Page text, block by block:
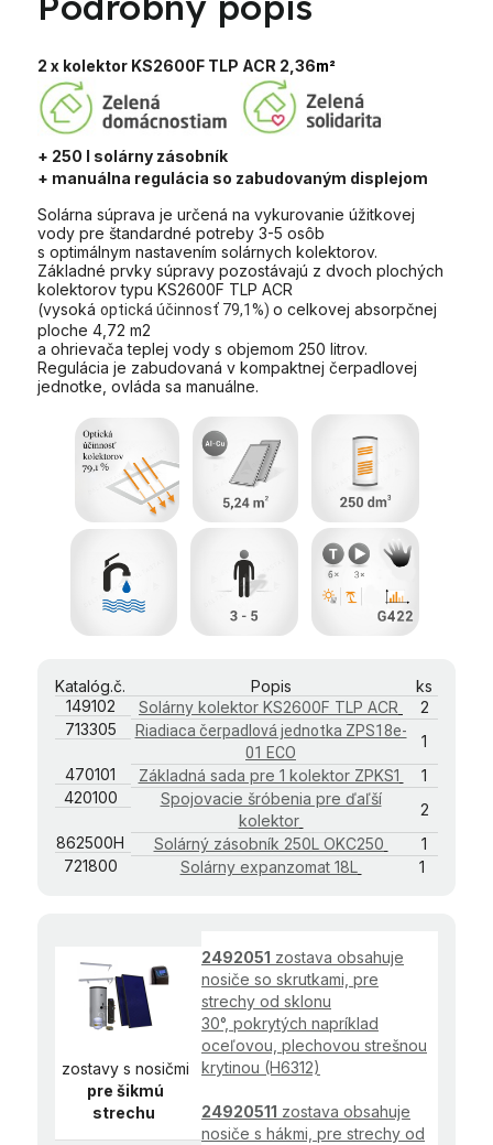
2 x kolektor KS2600F TLP ACR 2,36m²
+ 250 l solárny zásobník
+ manuálna regulácia so zabudovaným displejom
Solárna súprava je určená na vykurovanie úžitkovej
vody pre štandardné potreby 3-5 osôb
s optimálnym nastavením solárnych kolektorov.
Základné prvky súpravy pozostávajú z dvoch plochých
kolektorov typu KS2600F TLP ACR
(vysoká optická účinnosť 79,1%) o celkovej absorpčnej
ploche 4,72 m2
a ohrievača teplej vody s objemom 250 litrov.
Regulácia je zabudovaná v kompaktnej čerpadlovej
jednotke, ovláda sa manuálne.
Katalóg.č. Popis
ks
149102
Solárny kolektor KS2600F TLP ACR
2
713305
Riadiaca čerpadlová jednotka ZPS18e-
01 ECO
1
470101
Základná sada pre 1 kolektor ZPKS1
1
420100
Spojovacie šróbenia pre ďaľší
kolektor
2
862500H
Solárný zásobník 250L OKC250
1
721800
Solárny expanzomat 18L 1
zostavy s nosičmi
pre šikmú
strechu
2492051 zostava obsahuje
nosiče so skrutkami, pre
strechy od sklonu
30°, pokrytých napríklad
oceľovou, plechovou strešnou
krytinou (H6312)
24920511 zostava obsahuje
nosiče s hákmi, pre strechy od